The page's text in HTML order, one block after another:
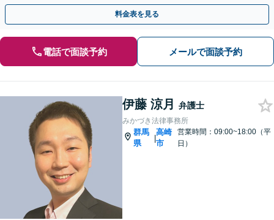
ご家族のケアにも力を入れています」【休日・夜間相談可】
料金表を見る
電話で面談予約 メールで面談予約
伊藤 涼月 弁護士
みかづき法律事務所
群馬
県
|
高崎
市
営業時間：09:00~18:00（平
日）